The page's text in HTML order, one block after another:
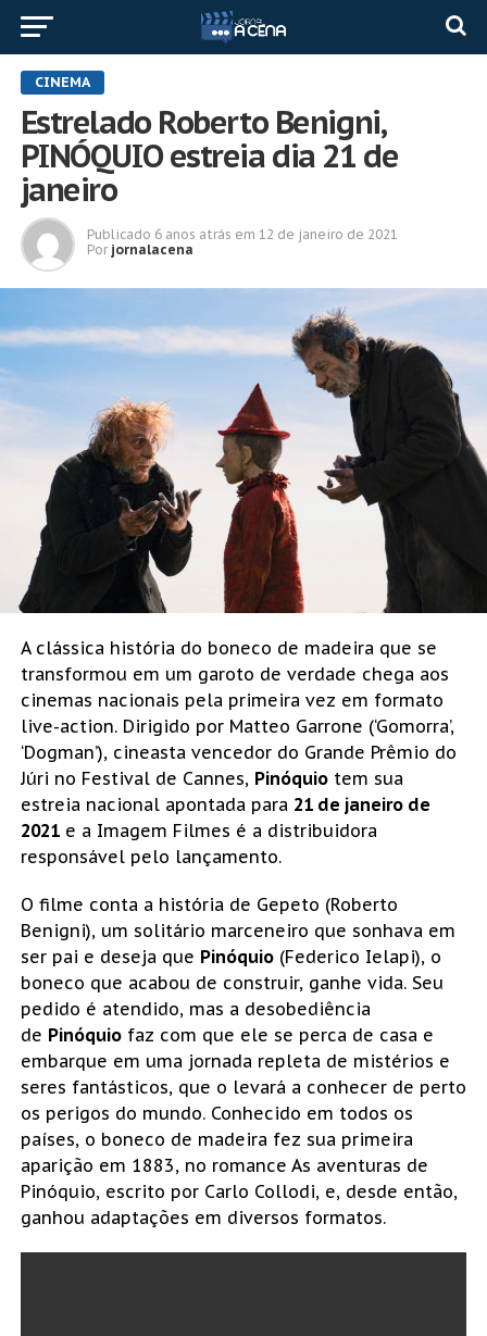
CINEMA
Estrelado Roberto Benigni,
PINÓQUIO estreia dia 21 de
janeiro
Publicado 6 anos atrás em 12 de janeiro de 2021
Por jornalacena
A clássica história do boneco de madeira que se
transformou em um garoto de verdade chega aos
cinemas nacionais pela primeira vez em formato
live-action. Dirigido por Matteo Garrone (‘Gomorra’,
‘Dogman’), cineasta vencedor do Grande Prêmio do
Júri no Festival de Cannes, Pinóquiotem sua
estreia nacional apontada para 21 de janeiro de
2021e a Imagem Filmes é a distribuidora
responsável pelo lançamento.
O filme conta a história de Gepeto (Roberto
Benigni), um solitário marceneiro que sonhava em
ser pai e deseja que Pinóquio(Federico Ielapi), o
boneco que acabou de construir, ganhe vida. Seu
pedido é atendido, mas a desobediência
de Pinóquiofaz com que ele se perca de casa e
embarque em uma jornada repleta de mistérios e
seres fantásticos, que o levará a conhecer de perto
os perigos do mundo. Conhecido em todos os
países, o boneco de madeira fez sua primeira
aparição em 1883, no romance As aventuras de
Pinóquio, escrito por Carlo Collodi, e, desde então,
ganhou adaptações em diversos formatos.